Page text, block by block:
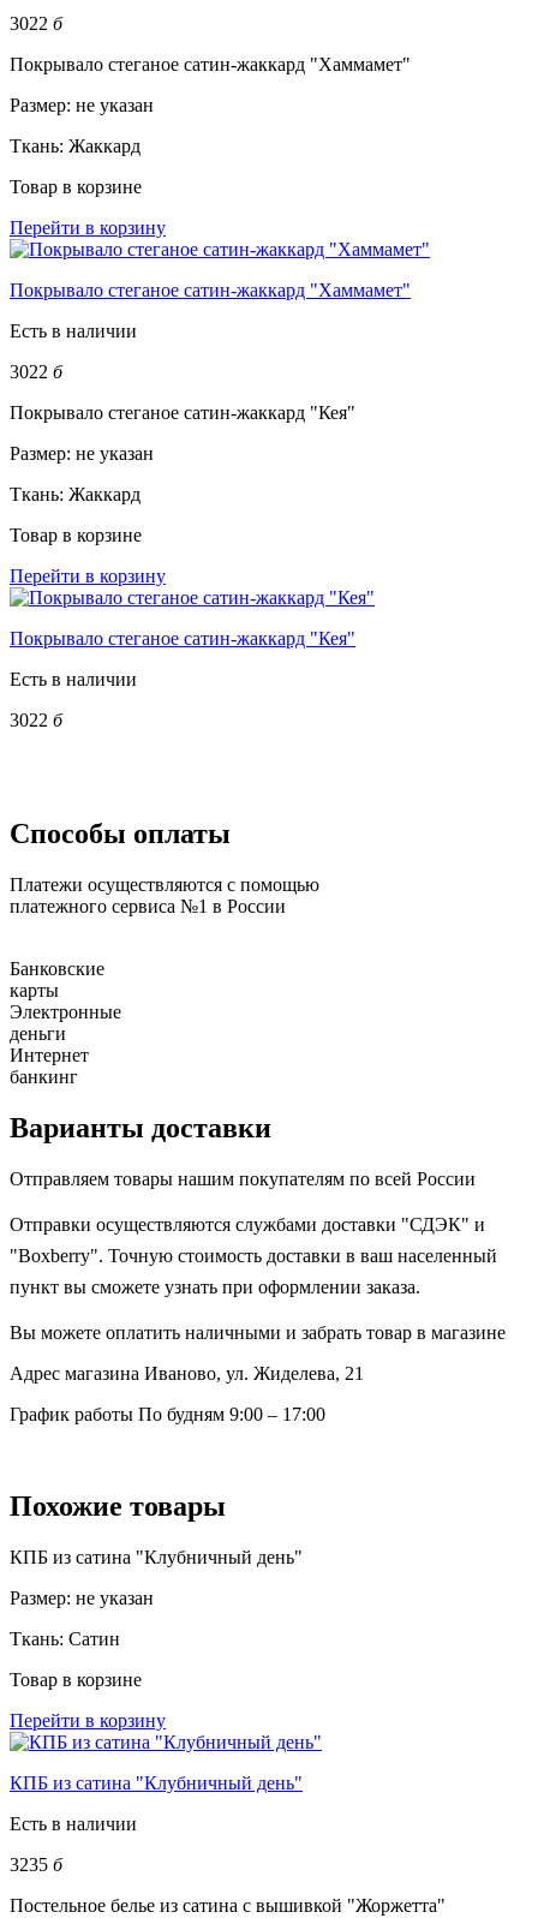
3022 б
Покрывало стеганое сатин-жаккард "Хаммамет"
Размер: не указан
Ткань: Жаккард
Товар в корзине
Перейти в корзину
Покрывало стеганое сатин-жаккард "Хаммамет"
Есть в наличии
3022 б
Покрывало стеганое сатин-жаккард "Кея"
Размер: не указан
Ткань: Жаккард
Товар в корзине
Перейти в корзину
Покрывало стеганое сатин-жаккард "Кея"
Есть в наличии
3022 б
Способы оплаты
Платежи осуществляются с помощью
платежного сервиса №1 в России
Банковские
карты
Электронные
деньги
Интернет
банкинг
Варианты доставки
Отправляем товары нашим покупателям по всей России
Отправки осуществляются службами доставки "СДЭК" и
"Boxberry". Точную стоимость доставки в ваш населенный
пункт вы сможете узнать при оформлении заказа.
Вы можете оплатить наличными и забрать товар в магазине
Адрес магазина Иваново, ул. Жиделева, 21
График работы По будням 9:00 – 17:00
Похожие товары
КПБ из сатина "Клубничный день"
Размер: не указан
Ткань: Сатин
Товар в корзине
Перейти в корзину
КПБ из сатина "Клубничный день"
Есть в наличии
3235 б
Постельное белье из сатина с вышивкой "Жоржетта"